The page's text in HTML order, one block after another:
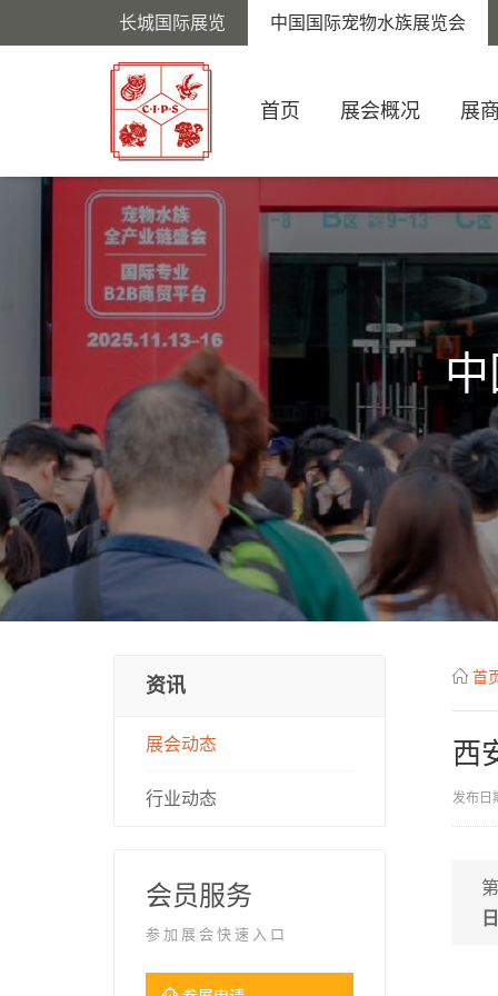
长城国际展览 中国国际宠物水族展览会
首页 展会概况 展
首
西
发布日
资讯
展会动态
行业动态
会员服务
参加展会快速入口